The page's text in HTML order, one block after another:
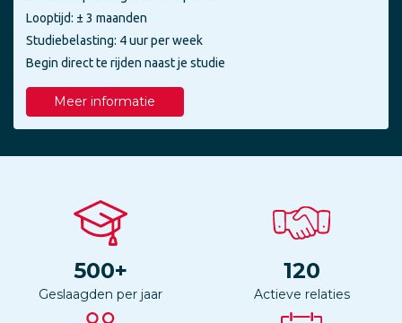
Looptijd: ± 3 maanden
Studiebelasting: 4 uur per week
Begin direct te rijden naast je studie
Meer informatie
500+
Geslaagden per jaar
120
Actieve relaties